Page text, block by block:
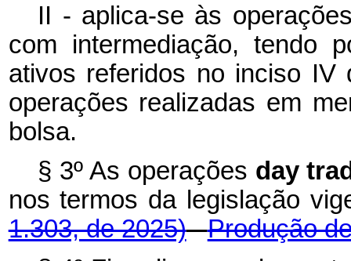
II - aplica-se às
com intermediação, tendo
ativos referidos no inciso
operações realizadas em
bolsa.
§ 3º As operações day
nos termos da legislação
1.303, de 2025)
Produção